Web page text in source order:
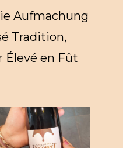
Aufmachung
Tradition,
Élevé en Fût